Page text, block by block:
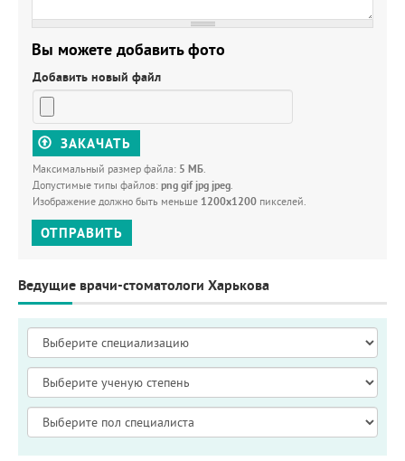
Вы можете добавить фото
Добавить новый файл
ЗАКАЧАТЬ
Максимальный размер файла: 5 МБ.
Допустимые типы файлов: png gif jpg jpeg.
Изображение должно быть меньше 1200x1200 пикселей.
ОТПРАВИТЬ
Ведущие врачи-стоматологи Харькова